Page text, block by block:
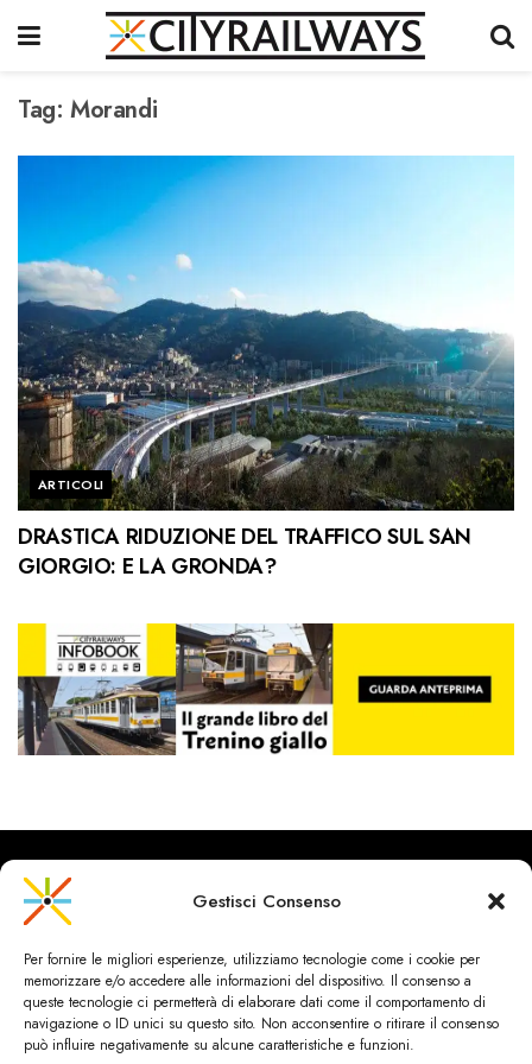
Gestisci Consenso
Per fornire le migliori esperienze, utilizziamo tecnologie come i cookie per
memorizzare e/o accedere alle informazioni del dispositivo. Il consenso a
queste tecnologie ci permetterà di elaborare dati come il comportamento di
navigazione o ID unici su questo sito. Non acconsentire o ritirare il consenso
può influire negativamente su alcune caratteristiche e funzioni.
Tag: Morandi
ARTICOLI
DRASTICA RIDUZIONE DEL TRAFFICO SUL SAN
GIORGIO: E LA GRONDA?
CityRailways è un sito indipendente che discute argomenti di
urbanistica e trasporto collettivo argomentando con metodo
scientifico sulla base di dati ed esperienze.